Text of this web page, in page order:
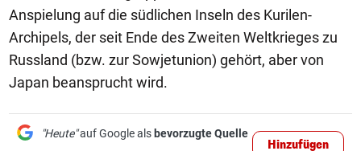
Anspielung auf die südlichen Inseln des Kurilen-
Archipels, der seit Ende des Zweiten Weltkrieges zu
Russland (bzw. zur Sowjetunion) gehört, aber von
Japan beansprucht wird.
"Heute"auf Google als bevorzugte Quelle
Hinzufügen